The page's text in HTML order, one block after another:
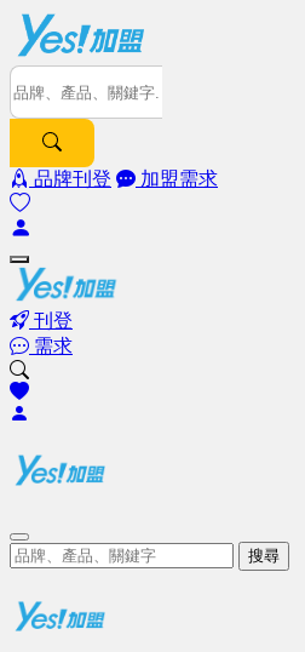
品牌刊登 加盟需求
刊登
需求
搜尋